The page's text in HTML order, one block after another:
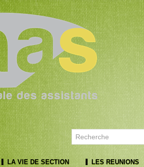
LA VIE DE SECTION LES REUNIONS